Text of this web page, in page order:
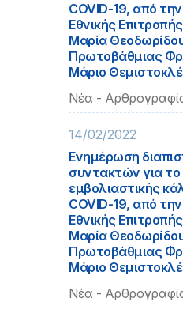
COVID-19, από
Εθνικής
Μαρία
Πρωτοβάθμιας
Μάριο
Νέα -
14/02/2022
Ενημέρωση
συντακτών για το
εμβολιαστικής
COVID-19, από
Εθνικής
Μαρία
Πρωτοβάθμιας
Μάριο
Νέα -